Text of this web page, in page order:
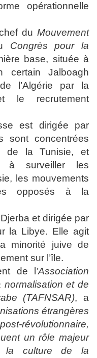
opérationnelle
du Mouvement
Congrès pour la
base, située à
certain Jalboagh
l’Algérie par la
le recrutement
est dirigée par
sont concentrées
de la Tunisie, et
à surveiller les
les mouvements
opposés à la
et dirigée par
la Libye. Elle agit
minorité juive de
sur l’île.
de l ’Association
et de
(TAFNSAR), a
étrangères
révolutionnaire,
un rôle majeur
la culture de la